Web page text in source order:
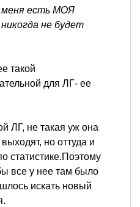
меня есть МОЯ
не будет
такой
для ЛГ- ее
ЛГ, не такая уж она
но оттуда и
статистике.Поэтому
все у нее там было
искать новый